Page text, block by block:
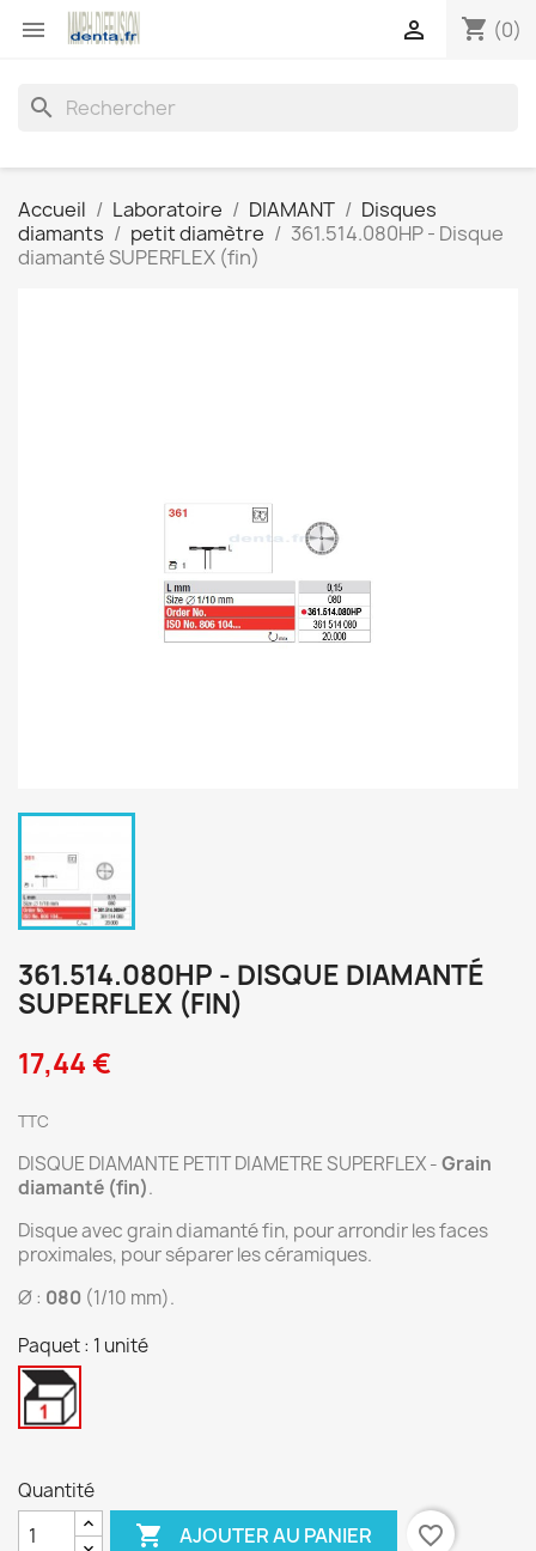
 shopping_cart (0)

search
Accueil Laboratoire DIAMANT
Disques
diamants
petit diamètre
361.514.080HP - Disque
diamanté SUPERFLEX (fin)
361.514.080HP - DISQUE DIAMANTÉ
SUPERFLEX (FIN)
17,44 €
TTC
DISQUE DIAMANTE PETIT DIAMETRE SUPERFLEX -Grain
diamanté (fin).
Disque avec grain diamanté fin, pour arrondir les faces
proximales, pour séparer les céramiques.
Ø : 080 (1/10 mm).
Paquet : 1 unité
1
Quantité
 AJOUTER AU PANIER favorite_border